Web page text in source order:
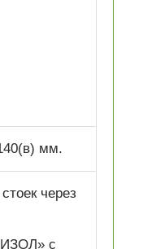
мм.
через
с